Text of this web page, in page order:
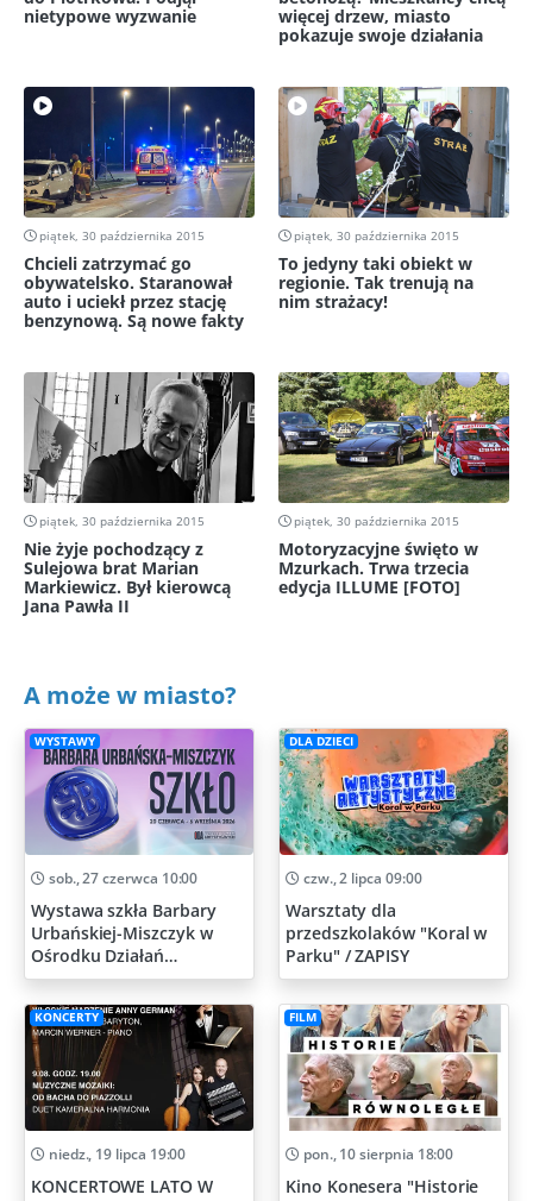
nietypowe wyzwanie
więcej drzew, miasto
pokazuje swoje działania
piątek, 30 października 2015
Chcieli zatrzymać go
obywatelsko. Staranował
auto i uciekł przez stację
benzynową. Są nowe fakty
piątek, 30 października 2015
To jedyny taki obiekt w
regionie. Tak trenują na
nim strażacy!
piątek, 30 października 2015
Nie żyje pochodzący z
Sulejowa brat Marian
Markiewicz. Był kierowcą
Jana Pawła II
piątek, 30 października 2015
Motoryzacyjne święto w
Mzurkach. Trwa trzecia
edycja ILLUME [FOTO]
A może w miasto?
WYSTAWY
sob., 27 czerwca 10:00
Wystawa szkła Barbary
Urbańskiej-Miszczyk w
Ośrodku Działań
Artystycznych
DLA DZIECI
czw., 2 lipca 09:00
Warsztaty dla
przedszkolaków "Koral w
Parku" / ZAPISY
KONCERTY
niedz., 19 lipca 19:00
KONCERTOWE LATO W
FILM
pon., 10 sierpnia 18:00
Kino Konesera "Historie